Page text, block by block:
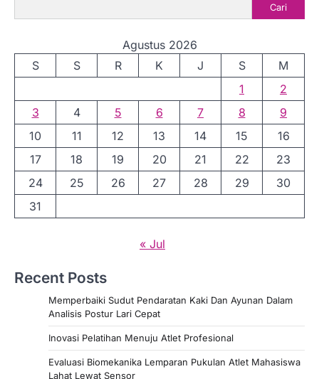
Cari
Agustus 2026
S
S R K J S
M
1
2
3
4 5 6 7 8
9
10
11 12 13 14 15
16
17
18 19 20 21 22
23
24
25 26 27 28 29
30
31
« Jul
Recent Posts
Memperbaiki Sudut Pendaratan Kaki Dan Ayunan Dalam
Analisis Postur Lari Cepat
Inovasi Pelatihan Menuju Atlet Profesional
Evaluasi Biomekanika Lemparan Pukulan Atlet Mahasiswa
Lahat Lewat Sensor